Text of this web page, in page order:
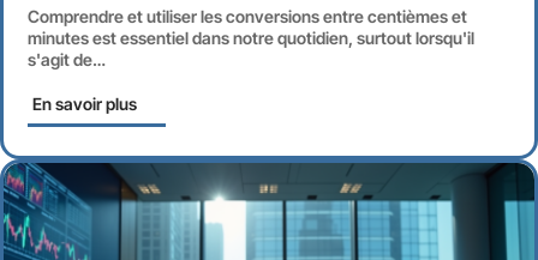
Comprendre et utiliser les conversions entre centièmes et
minutes est essentiel dans notre quotidien, surtout lorsqu'il
s'agit de…
En savoir plus